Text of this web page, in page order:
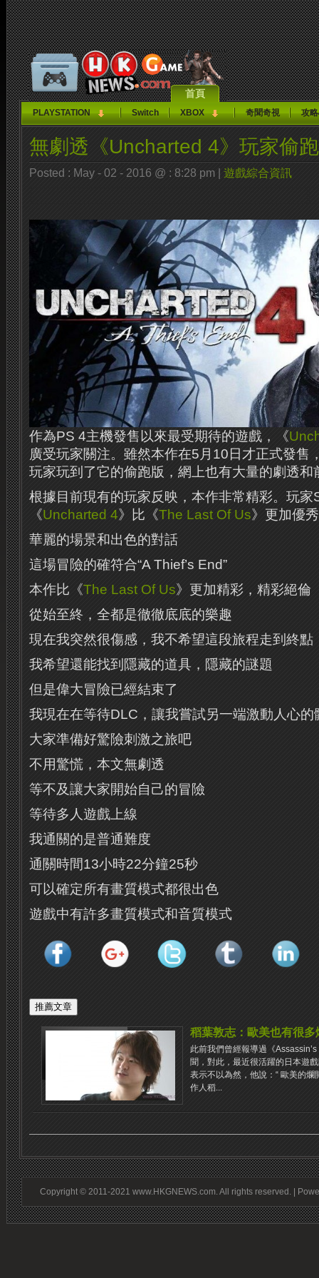
首頁
PLAYSTATION Switch XBOX 奇聞奇視 攻
無劇透《Uncharted 4》玩家偷
Posted : May - 02 - 2016 @ : 8:28 pm | 遊戲綜合資訊
作為PS 4主機發售以來最受期待的遊戲，《
廣受玩家關注。雖然本作在5月10日才正式發售
玩家玩到了它的偷跑版，網上也有大量的劇透和
根據目前現有的玩家反映，本作非常精彩。玩
《Uncharted 4》比《The Last Of Us》更加優
華麗的場景和出色的對話
這場冒險的確符合“A Thief’s End”
本作比《The Last Of Us》更加精彩，精彩絕倫
從始至終，全都是徹徹底底的樂趣
現在我突然很傷感，我不希望這段旅程走到終點
我希望還能找到隱藏的道具，隱藏的謎題
但是偉大冒險已經結束了
我現在在等待DLC，讓我嘗試另一端激動人心的
大家準備好驚險刺激之旅吧
不用驚慌，本文無劇透
等不及讓大家開始自己的冒險
等待多人遊戲上線
我通關的是普通難度
通關時間13小時22分鐘25秒
可以確定所有畫質模式都很出色
遊戲中有許多畫質模式和音質模式
稻葉敦志：歐美也有很多
此前我們曾經報導過《
聞，對此，最近很活躍的日本遊
表示不以為然，他說：“ 歐美的
作人稻...
Copyright © 2011-2021 www.HKGNEWS.com. All rights reserved. |